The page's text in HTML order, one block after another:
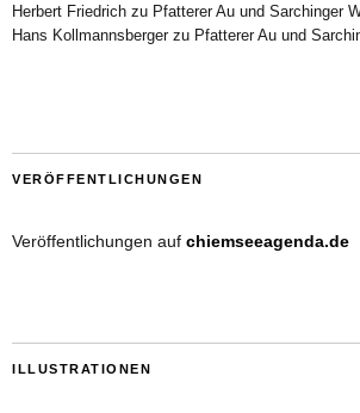
Herbert Friedrich zu Pfatterer Au und Sarchinger
Hans Kollmannsbergerzu Pfatterer Au und
VERÖFFENTLICHUNGEN
Veröffentlichungen auf chiemseeagenda.de
ILLUSTRATIONEN